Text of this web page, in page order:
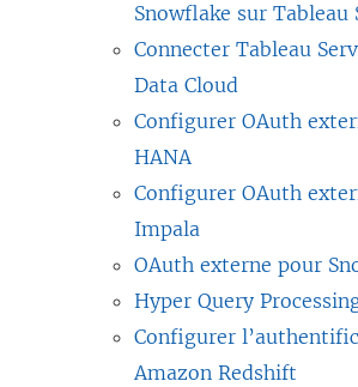
Snowflake sur Tableau
Connecter Tableau
Data Cloud
Configurer OAuth
HANA
Configurer OAuth
Impala
OAuth externe pour
Hyper Query
Configurer
Amazon Redshift